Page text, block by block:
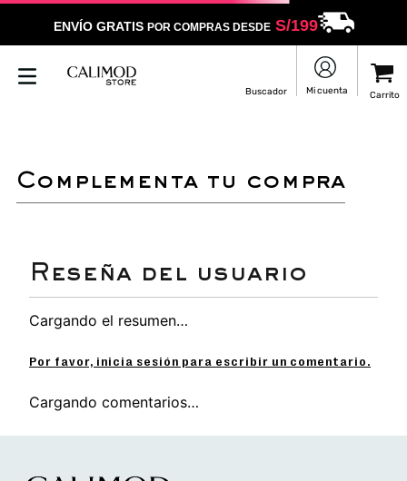
ENVÍO GRATIS POR COMPRAS DESDES/199
complementa tu compra
Cargando el resumen…
Por favor, inicia sesión para escribir un comentario.
Cargando comentarios…